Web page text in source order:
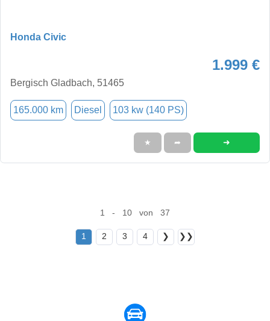
Honda Civic
1.999 €
Bergisch Gladbach, 51465
165.000 km Diesel 103 kw (140 PS)
★ ➦ ➜
1 - 10 von 37
1 2 3 4 ❯ ❯❯